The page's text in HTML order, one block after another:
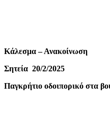
Κάλεσμα – Ανακοίνωση
Σητεία 20/2/2025
Παγκρήτιο οδοιπορικό στα